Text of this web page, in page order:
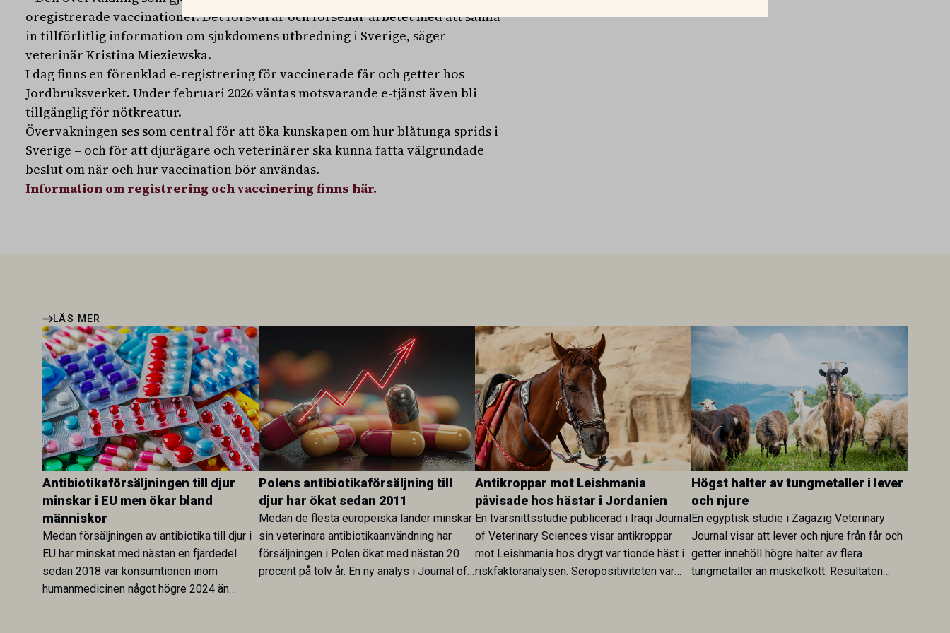
oregistrerade vaccinationer. Det försvårar och försenar arbetet med att samla
in tillförlitlig information om sjukdomens utbredning i Sverige, säger
veterinär Kristina Mieziewska.
I dag finns en förenklad e-registrering för vaccinerade får och getter hos
Jordbruksverket. Under februari 2026 väntas motsvarande e-tjänst även bli
tillgänglig för nötkreatur.
Övervakningen ses som central för att öka kunskapen om hur blåtunga sprids i
Sverige – och för att djurägare och veterinärer ska kunna fatta välgrundade
beslut om när och hur vaccination bör användas.
Information om registrering och vaccinering finns här.
LÄS MER
Antibiotikaförsäljningen till djur
minskar i EU men ökar bland
människor
Medan försäljningen av antibiotika till djur i
EU har minskat med nästan en fjärdedel
sedan 2018 var konsumtionen inom
humanmedicinen något högre 2024 än
Polens antibiotikaförsäljning till
djur har ökat sedan 2011
Medan de flesta europeiska länder minskar
sin veterinära antibiotikaanvändning har
försäljningen i Polen ökat med nästan 20
procent på tolv år. En ny analys i Journal of
Antikroppar mot Leishmania
påvisade hos hästar i Jordanien
En tvärsnittsstudie publicerad i Iraqi Journal
of Veterinary Sciences visar antikroppar
mot Leishmania hos drygt var tionde häst i
riskfaktoranalysen. Seropositiviteten var
Högst halter av tungmetaller i lever
och njure
En egyptisk studie i Zagazig Veterinary
Journal visar att lever och njure från får och
getter innehöll högre halter av flera
tungmetaller än muskelkött. Resultaten